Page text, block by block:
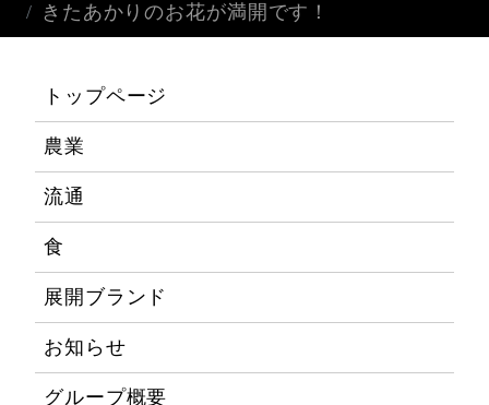
きたあかりのお花が満開です！
トップページ
農業
流通
食
展開ブランド
お知らせ
グループ概要